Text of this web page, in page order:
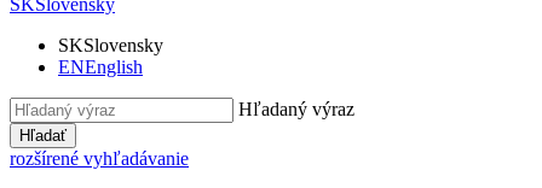
SKSlovensky
SKSlovensky
ENEnglish
Hľadaný výraz
Hľadať
rozšírené vyhľadávanie